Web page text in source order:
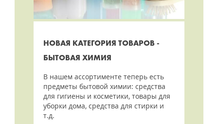
НОВАЯ КАТЕГОРИЯ ТОВАРОВ -
БЫТОВАЯ ХИМИЯ
В нашем ассортименте теперь есть
предметы бытовой химии: средства
для гигиены и косметики, товары для
уборки дома, средства для стирки и
т.д.